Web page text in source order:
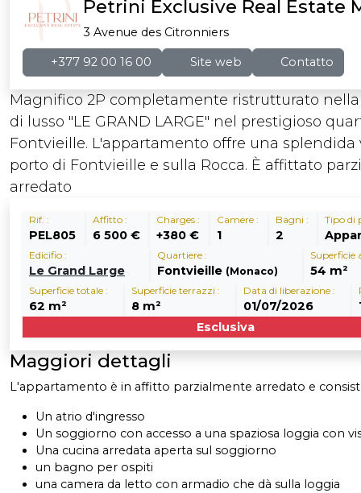
Petrini Exclusive Real Estate
3 Avenue des Citronniers
+377 92 00 16 00 Site web Contatto
Magnifico 2P completamente ristrutturato
di lusso "LE GRAND LARGE" nel prestigioso
Fontvieille. L'appartamento offre una splendida
porto di Fontvieille e sulla Rocca. È affittato
arredato
Rif. :
PEL805
Affitto :
6 500 €
Charges :
+380 €
Camere :
1
Bagni :
2
Tipo di
Edicifio :
Le Grand Large
Quartiere :
Fontvieille (Monaco)
Superficie
54 m²
Superficie totale :
62 m²
Superficie terrazzi :
8 m²
Data di liberazione :
01/07/2026
Esclusiva
Maggiori dettagli
L'appartamento è in affitto parzialmente arredato e
Un atrio d'ingresso
Un soggiorno con accesso a una spaziosa loggia con
Una cucina arredata aperta sul soggiorno
un bagno per ospiti
una camera da letto con armadio che dà sulla loggia